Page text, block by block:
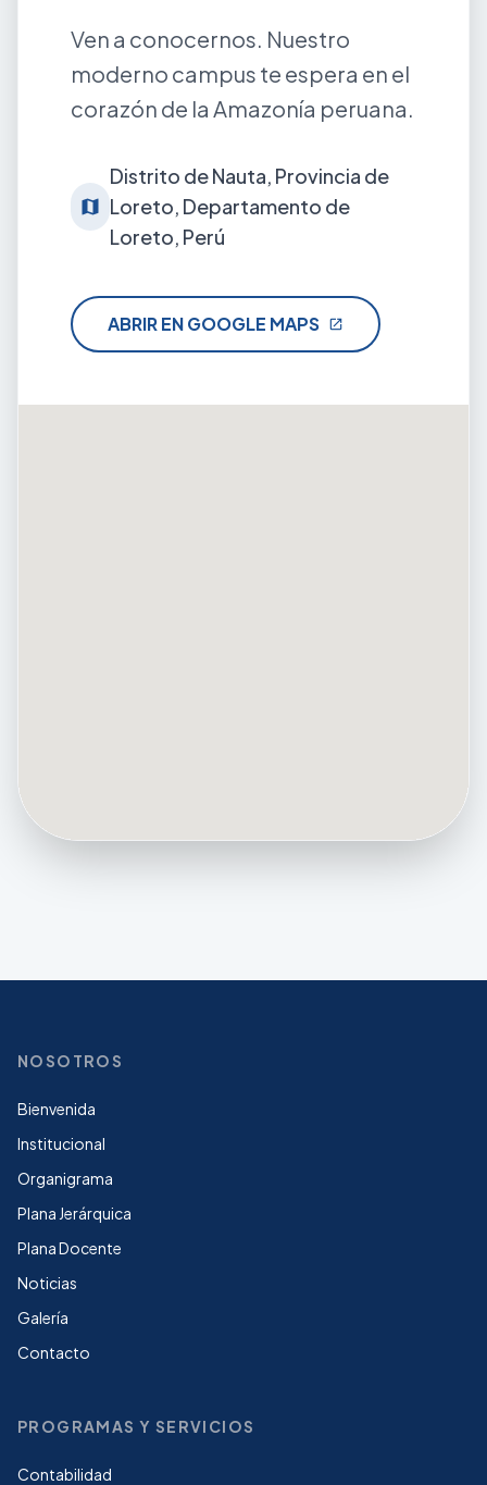
Ven a conocernos. Nuestro
moderno campus te espera en el
corazón de la Amazonía peruana.
map
Distrito de Nauta, Provincia de
Loreto, Departamento de
Loreto, Perú
ABRIR EN GOOGLE MAPS open_in_new
NOSOTROS
Bienvenida
Institucional
Organigrama
Plana Jerárquica
Plana Docente
Noticias
Galería
Contacto
PROGRAMAS Y SERVICIOS
Contabilidad